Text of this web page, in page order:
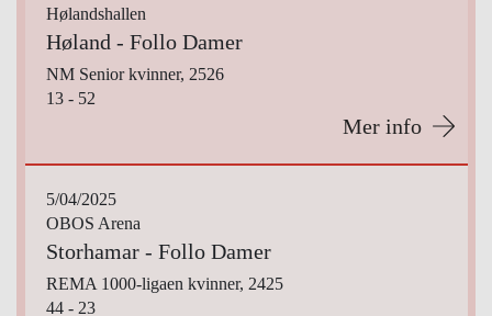
Hølandshallen
Høland - Follo Damer
NM Senior kvinner, 2526
13 - 52
Mer info
5/04/2025
OBOS Arena
Storhamar - Follo Damer
REMA 1000-ligaen kvinner, 2425
44 - 23